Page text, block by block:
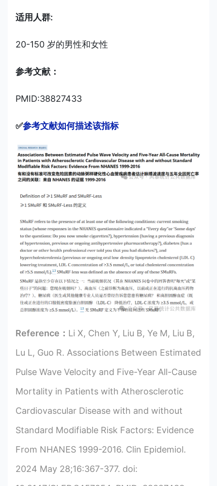
适用人群:
20-150 岁的男性和女性
参考文献：
PMID:38827433
✅参考文献如何描述该指标
Reference： Li X, Chen Y, Liu B, Ye M, Liu B,
Lu L, Guo R. Associations Between Estimated
Pulse Wave Velocity and Five-Year All-Cause
Mortality in Patients with Atherosclerotic
Cardiovascular Disease with and without
Standard Modifiable Risk Factors: Evidence
From NHANES 1999-2016. Clin Epidemiol.
2024 May 28;16:367-377. doi: